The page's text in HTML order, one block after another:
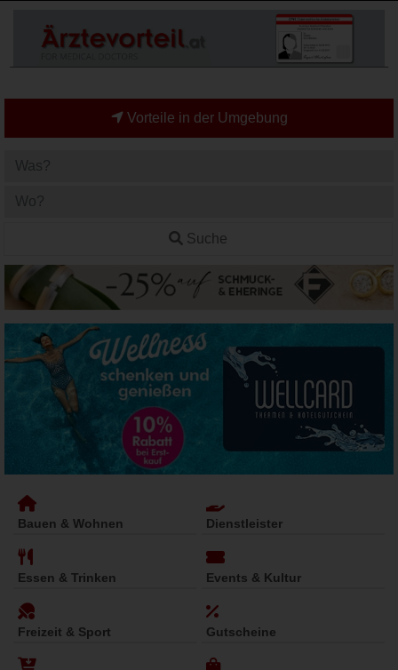
Vorteile in der Umgebung
Suche
Bauen & Wohnen Dienstleister
Essen & Trinken Events & Kultur
Freizeit & Sport Gutscheine